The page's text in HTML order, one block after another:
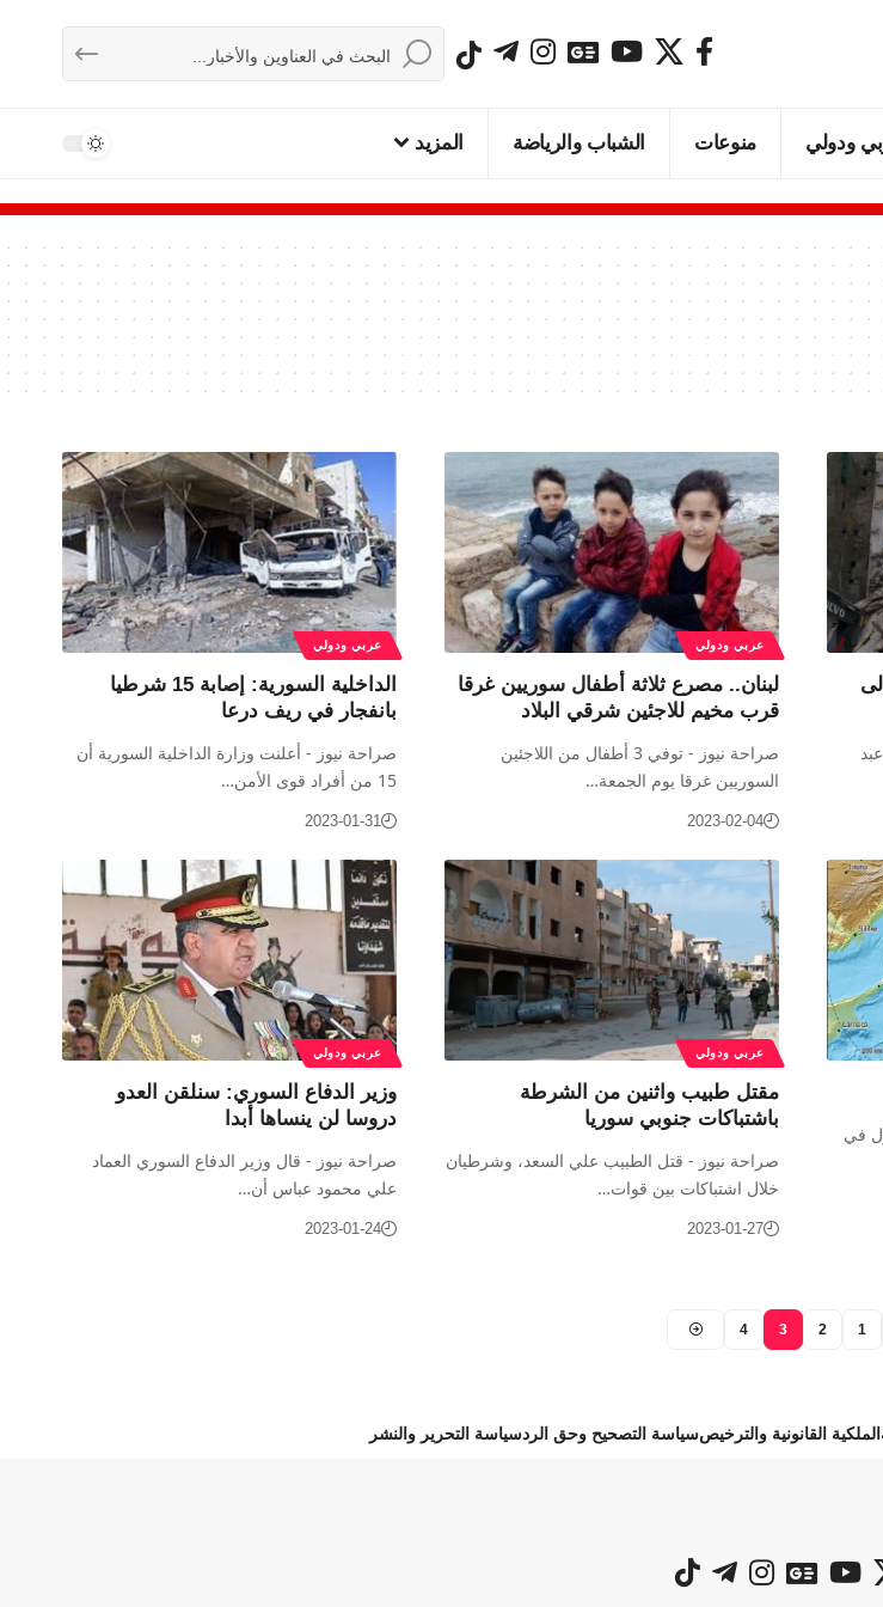
ودولي منوعات الشباب والرياضة المزيد
عربي ودولي
لبنان.. مصرع ثلاثة أطفال سوريين غرقا
قرب مخيم للاجئين شرقي البلاد
صراحة نيوز - توفي 3 أطفال من اللاجئين
السوريين غرقا يوم الجمعة…
2023-02-04
عربي ودولي
الداخلية السورية: إصابة 15 شرطيا
بانفجار في ريف درعا
صراحة نيوز - أعلنت وزارة الداخلية السورية أن
15 من أفراد قوى الأمن…
2023-01-31
في
عربي ودولي
مقتل طبيب واثنين من الشرطة
باشتباكات جنوبي سوريا
صراحة نيوز - قتل الطبيب علي السعد، وشرطيان
خلال اشتباكات بين قوات…
2023-01-27
عربي ودولي
وزير الدفاع السوري: سنلقن العدو
دروسا لن ينساها أبدا
صراحة نيوز - قال وزير الدفاع السوري العماد
علي محمود عباس أن…
2023-01-24
1
2
3
4
الملكية القانونية والترخيصسياسة التصحيح وحق الردسياسة التحرير والنشر